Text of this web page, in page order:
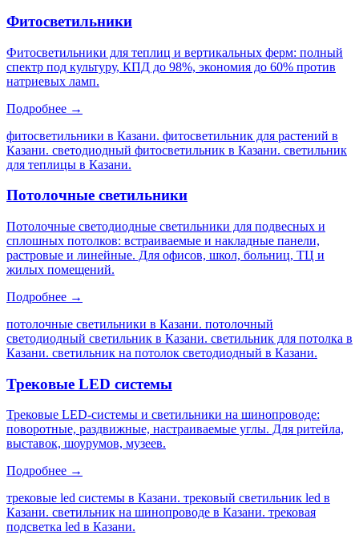
Фитосветильники
Фитосветильники для теплиц и вертикальных ферм: полный
спектр под культуру, КПД до 98%, экономия до 60% против
натриевых ламп.
Подробнее →
фитосветильники в Казани. фитосветильник для растений в
Казани. светодиодный фитосветильник в Казани. светильник
для теплицы в Казани.
Потолочные светильники
Потолочные светодиодные светильники для подвесных и
сплошных потолков: встраиваемые и накладные панели,
растровые и линейные. Для офисов, школ, больниц, ТЦ и
жилых помещений.
Подробнее →
потолочные светильники в Казани. потолочный
светодиодный светильник в Казани. светильник для потолка в
Казани. светильник на потолок светодиодный в Казани.
Трековые LED системы
Трековые LED-системы и светильники на шинопроводе:
поворотные, раздвижные, настраиваемые углы. Для ритейла,
выставок, шоурумов, музеев.
Подробнее →
трековые led системы в Казани. трековый светильник led в
Казани. светильник на шинопроводе в Казани. трековая
подсветка led в Казани.